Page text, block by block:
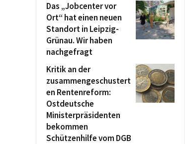
Das „Jobcenter vor
Ort“ hat einen neuen
Standort in Leipzig-
Grünau. Wir haben
nachgefragt
Kritik an der
zusammengeschustert
en Rentenreform:
Ostdeutsche
Ministerpräsidenten
bekommen
Schützenhilfe vom DGB